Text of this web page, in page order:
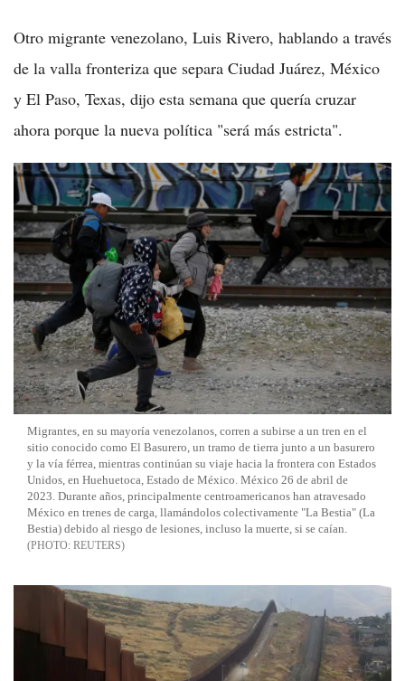
Otro migrante venezolano, Luis Rivero, hablando a través
de la valla fronteriza que separa Ciudad Juárez, México
y El Paso, Texas, dijo esta semana que quería cruzar
ahora porque la nueva política "será más estricta".
Migrantes, en su mayoría venezolanos, corren a subirse a un tren en el
sitio conocido como El Basurero, un tramo de tierra junto a un basurero
y la vía férrea, mientras continúan su viaje hacia la frontera con Estados
Unidos, en Huehuetoca, Estado de México. México 26 de abril de
2023. Durante años, principalmente centroamericanos han atravesado
México en trenes de carga, llamándolos colectivamente "La Bestia" (La
Bestia) debido al riesgo de lesiones, incluso la muerte, si se caían.
REUTERS